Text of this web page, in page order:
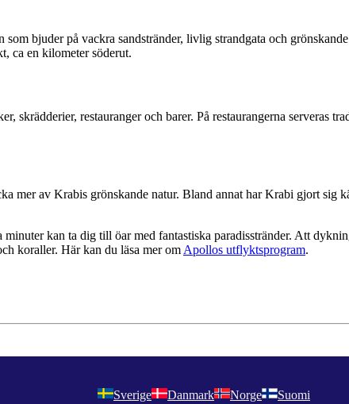
bjuder på vackra sandstränder, livlig strandgata och
ca en kilometer söderut.
skrädderier, restauranger och barer. På restaurangerna serveras
mer av Krabis grönskande natur. Bland annat har Krabi gjort sig
minuter kan ta dig till öar med fantastiska paradisstränder. Att
koraller. Här kan du läsa mer om Apollos utflyktsprogram.
Sverige Danmark Norge Suomi